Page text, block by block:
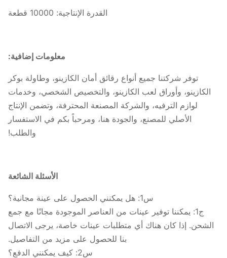
القدرة الإنتاجية: 10000 قطعة
معلومات إضافية:
توفر شركتنا جميع أنواع رقائق أمان الكازينو، وطاولة بوكر
الكازينو، وأوراق لعب الكازينو، والتخصيص الشخصي، وخدمات
لوازم الترفيه، والشركة المصنعة المحترفة، وتضمن الإنتاج
الأصلي للمصنع، والجودة هنا، ومرحباً بكم في الاستفسار
والطلب!
الأسئلة الشائعة
س1: هل يمكنني الحصول على عينة مجانية؟
ج1: يمكننا توفير عينات من العناصر الموجودة مجانًا مع جمع
الشحن. إذا كان هناك أي متطلبات عينات خاصة، يرجى الاتصال
بنا للحصول على مزيد من التفاصيل.
س2: كيف يمكنني الدفع؟